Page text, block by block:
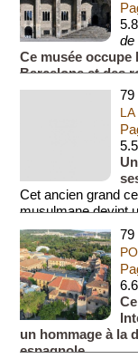
de
Ce musée occupe
Barcelone et des
déplacée pierre
après la
79
LA
Cet ancien grand
musulmane devint
création d'un canal79
un hommage à la
espagnole.